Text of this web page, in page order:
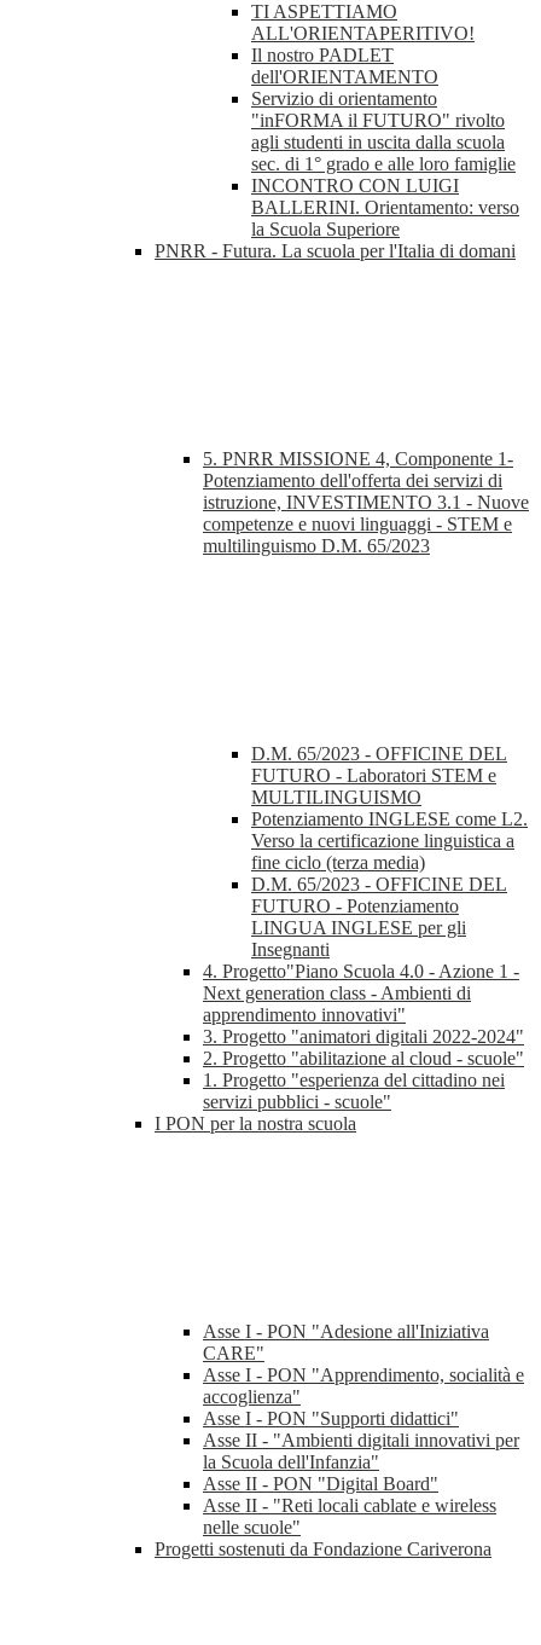
TI ASPETTIAMO
ALL'ORIENTAPERITIVO!
Il nostro PADLET
dell'ORIENTAMENTO
Servizio di orientamento
"inFORMA il FUTURO" rivolto
agli studenti in uscita dalla scuola
sec. di 1° grado e alle loro famiglie
INCONTRO CON LUIGI
BALLERINI. Orientamento: verso
la Scuola Superiore
PNRR - Futura. La scuola per l'Italia di domani
5. PNRR MISSIONE 4, Componente 1-
Potenziamento dell'offerta dei servizi di
istruzione, INVESTIMENTO 3.1 - Nuove
competenze e nuovi linguaggi - STEM e
multilinguismo D.M. 65/2023
D.M. 65/2023 - OFFICINE DEL
FUTURO - Laboratori STEM e
MULTILINGUISMO
Potenziamento INGLESE come L2.
Verso la certificazione linguistica a
fine ciclo (terza media)
D.M. 65/2023 - OFFICINE DEL
FUTURO - Potenziamento
LINGUA INGLESE per gli
Insegnanti
4. Progetto"Piano Scuola 4.0 - Azione 1 -
Next generation class - Ambienti di
apprendimento innovativi"
3. Progetto "animatori digitali 2022-2024"
2. Progetto "abilitazione al cloud - scuole"
1. Progetto "esperienza del cittadino nei
servizi pubblici - scuole"
I PON per la nostra scuola
Asse I - PON "Adesione all'Iniziativa
CARE"
Asse I - PON "Apprendimento, socialità e
accoglienza"
Asse I - PON "Supporti didattici"
Asse II - "Ambienti digitali innovativi per
la Scuola dell'Infanzia"
Asse II - PON "Digital Board"
Asse II - "Reti locali cablate e wireless
nelle scuole"
Progetti sostenuti da Fondazione Cariverona